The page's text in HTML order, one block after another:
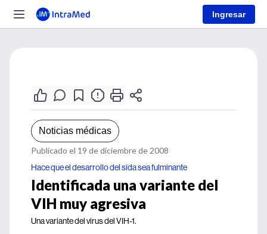
Ingresar
Noticias médicas
Publicado el 19 de diciembre de 2008
Hace que el desarrollo del sida sea fulminante
Identificada una variante del
VIH muy agresiva
Una variante del virus del VIH-1.